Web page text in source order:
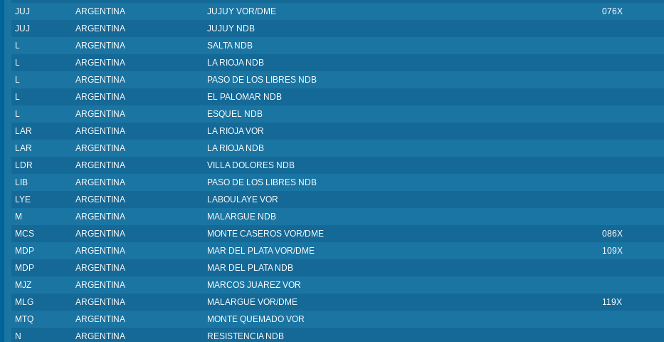
JUJ
ARGENTINA JUJUY VOR/DME 076X
JUJ
ARGENTINA JUJUY NDB
L
ARGENTINA SALTA NDB
L
ARGENTINA LA RIOJA NDB
L
ARGENTINA PASO DE LOS LIBRES NDB
L
ARGENTINA EL PALOMAR NDB
L
ARGENTINA ESQUEL NDB
LAR
ARGENTINA LA RIOJA VOR
LAR
ARGENTINA LA RIOJA NDB
LDR
ARGENTINA VILLA DOLORES NDB
LIB
ARGENTINA PASO DE LOS LIBRES NDB
LYE
ARGENTINA LABOULAYE VOR
M
ARGENTINA MALARGUE NDB
MCS
ARGENTINA MONTE CASEROS VOR/DME 086X
MDP
ARGENTINA MAR DEL PLATA VOR/DME 109X
MDP
ARGENTINA MAR DEL PLATA NDB
MJZ
ARGENTINA MARCOS JUAREZ VOR
MLG
ARGENTINA MALARGUE VOR/DME 119X
MTQ
ARGENTINA MONTE QUEMADO VOR
N
ARGENTINA RESISTENCIA NDB